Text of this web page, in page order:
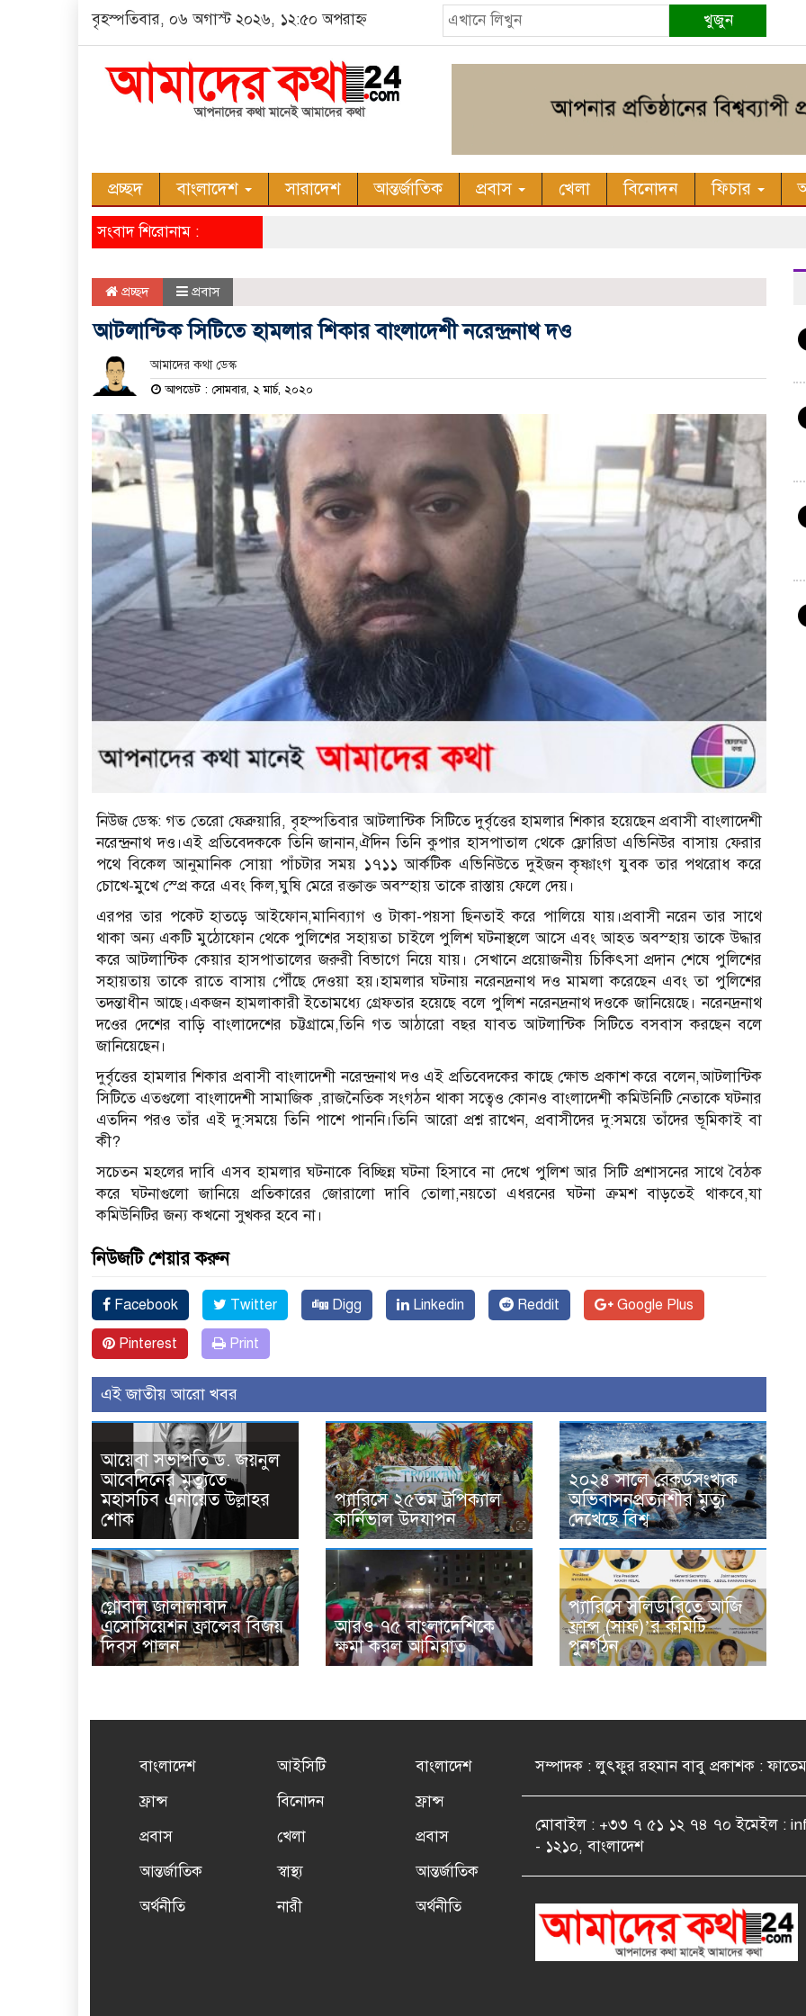
বৃহস্পতিবার, ০৬ অগাস্ট ২০২৬, ১২:৫০ অপরাহ্ন খুজুন
প্রচ্ছদ বাংলাদেশ সারাদেশ আন্তর্জাতিক প্রবাস খেলা বিনোদন ফিচার
সংবাদ শিরোনাম :
প্রচ্ছদ প্রবাস
আটলান্টিক সিটিতে হামলার শিকার বাংলাদেশী নরেন্দ্রনাথ দও
আমাদের কথা ডেস্ক
আপডেট : সোমবার, ২ মার্চ, ২০২০
নিউজ ডেস্ক: গত তেরো ফেব্রুয়ারি, বৃহস্পতিবার আটলান্টিক সিটিতে দুর্বৃত্তের হামলার শিকার হয়েছেন প্রবাসী বাংলাদেশী
নরেন্দ্রনাথ দও।এই প্রতিবেদককে তিনি জানান,ঐদিন তিনি কুপার হাসপাতাল থেকে ফ্লোরিডা এভিনিউর বাসায় ফেরার
পথে বিকেল আনুমানিক সোয়া পাঁচটার সময় ১৭১১ আর্কটিক এভিনিউতে দুইজন কৃষ্ণাংগ যুবক তার পথরোধ করে
চোখে-মুখে স্প্রে করে এবং কিল,ঘুষি মেরে রক্তাক্ত অবস্হায় তাকে রাস্তায় ফেলে দেয়।
এরপর তার পকেট হাতড়ে আইফোন,মানিব্যাগ ও টাকা-পয়সা ছিনতাই করে পালিয়ে যায়।প্রবাসী নরেন তার সাথে
থাকা অন্য একটি মুঠোফোন থেকে পুলিশের সহায়তা চাইলে পুলিশ ঘটনাস্থলে আসে এবং আহত অবস্হায় তাকে উদ্ধার
করে আটলান্টিক কেয়ার হাসপাতালের জরুরী বিভাগে নিয়ে যায়। সেখানে প্রয়োজনীয় চিকিৎসা প্রদান শেষে পুলিশের
সহায়তায় তাকে রাতে বাসায় পৌঁছে দেওয়া হয়।হামলার ঘটনায় নরেনদ্রনাথ দও মামলা করেছেন এবং তা পুলিশের
তদন্তাধীন আছে।একজন হামলাকারী ইতোমধ্যে গ্রেফতার হয়েছে বলে পুলিশ নরেনদ্রনাথ দওকে জানিয়েছে। নরেনদ্রনাথ
দওের দেশের বাড়ি বাংলাদেশের চট্টগ্রামে,তিনি গত আঠারো বছর যাবত আটলান্টিক সিটিতে বসবাস করছেন বলে
জানিয়েছেন।
দুর্বৃত্তের হামলার শিকার প্রবাসী বাংলাদেশী নরেন্দ্রনাথ দও এই প্রতিবেদকের কাছে ক্ষোভ প্রকাশ করে বলেন,আটলান্টিক
সিটিতে এতগুলো বাংলাদেশী সামাজিক ,রাজনৈতিক সংগঠন থাকা সত্বেও কোনও বাংলাদেশী কমিউনিটি নেতাকে ঘটনার
এতদিন পরও তাঁর এই দু:সময়ে তিনি পাশে পাননি।তিনি আরো প্রশ্ন রাখেন, প্রবাসীদের দু:সময়ে তাঁদের ভূমিকাই বা
কী?
সচেতন মহলের দাবি এসব হামলার ঘটনাকে বিচ্ছিন্ন ঘটনা হিসাবে না দেখে পুলিশ আর সিটি প্রশাসনের সাথে বৈঠক
করে ঘটনাগুলো জানিয়ে প্রতিকারের জোরালো দাবি তোলা,নয়তো এধরনের ঘটনা ক্রমশ বাড়তেই থাকবে,যা
কমিউনিটির জন্য কখনো সুখকর হবে না।
নিউজটি শেয়ার করুন
Facebook Twitter Digg Linkedin Reddit Google Plus
Pinterest Print
এই জাতীয় আরো খবর
আয়েবা সভাপতি ড. জয়নুল
আবেদিনের মৃত্যুতে
মহাসচিব এনায়েত উল্লাহর
শোক
প্যারিসে ২৫তম ট্রপিক্যাল
কার্নিভাল উদযাপন
২০২৪ সালে রেকর্ডসংখ্যক
অভিবাসনপ্রত্যাশীর মৃত্যু
দেখেছে বিশ্ব
গ্লোবাল জালালাবাদ
এসোসিয়েশন ফ্রান্সের বিজয়
দিবস পালন
আরও ৭৫ বাংলাদেশিকে
ক্ষমা করল আমিরাত
প্যারিসে সলিডারিতে আজি
ফ্রান্স (সাফ)’র কমিটি
পুনর্গঠন
বাংলাদেশ
ফ্রান্স
প্রবাস
আন্তর্জাতিক
অর্থনীতি
আইসিটি
বিনোদন
খেলা
স্বাস্থ্য
নারী
বাংলাদেশ
ফ্রান্স
প্রবাস
আন্তর্জাতিক
অর্থনীতি
সম্পাদক : লুৎফুর রহমান বাবু প্রকাশক :
মোবাইল : +৩৩ ৭ ৫১ ১২ ৭৪ ৭০ ইমেইল :
- ১২১০, বাংলাদেশ